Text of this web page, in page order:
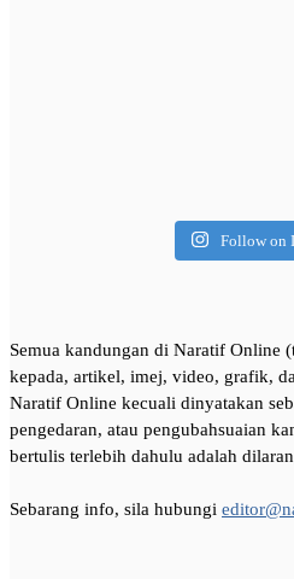
Follow on
Semua kandungan di Naratif Online
kepada, artikel, imej, video, grafik,
Naratif Online kecuali dinyatakan
pengedaran, atau pengubahsuaian
bertulis terlebih dahulu adalah
Sebarang info, sila hubungi